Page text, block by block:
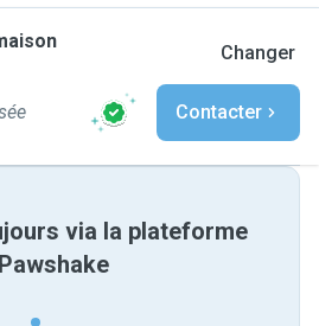
Changer
Contacter
via la plateforme
Pawshake